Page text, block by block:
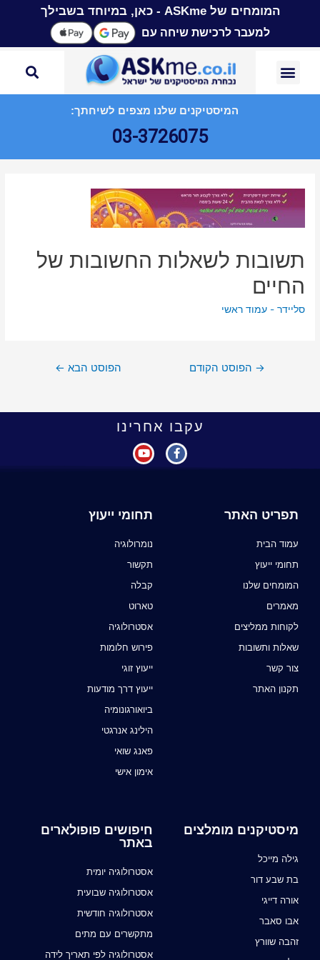
המומחים של ASKme - כאן, במיוחד בשבילך
למעבר לרכישת שיחה עם
המיסטיקנים שלנו מצפים לשיחתך:
03-3726075
תשובות לשאלות החשובות של
החיים
סליידר - עמוד ראשי
→ הפוסט הקודם הפוסט הבא ←
עקבו אחרינו
תפריט האתר
עמוד הבית
תחומי ייעוץ
המומחים שלנו
מאמרים
לקוחות ממליצים
שאלות ותשובות
צור קשר
תקנון האתר
תחומי ייעוץ
נומרולוגיה
תקשור
קבלה
טארוט
אסטרולוגיה
פירוש חלומות
ייעוץ זוגי
ייעוץ דרך מודעות
ביואורגונומיה
הילינג אנרגטי
פאנג שואי
אימון אישי
מיסטיקנים מומלצים
גילה מייכל
בת שבע דור
אורה דייגי
אבו סאבר
זהבה שוורץ
חיפושים פופולארים
באתר
אסטרולוגיה יומית
אסטרולוגיה שבועית
אסטרולוגיה חודשית
מתקשרים עם מתים
אסטרולוגיה לפי תאריך לידה